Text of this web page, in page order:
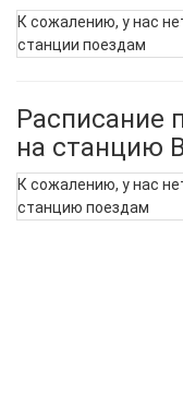
К сожалению, у нас
станции поездам
Расписание
на станцию
К сожалению, у нас
станцию поездам